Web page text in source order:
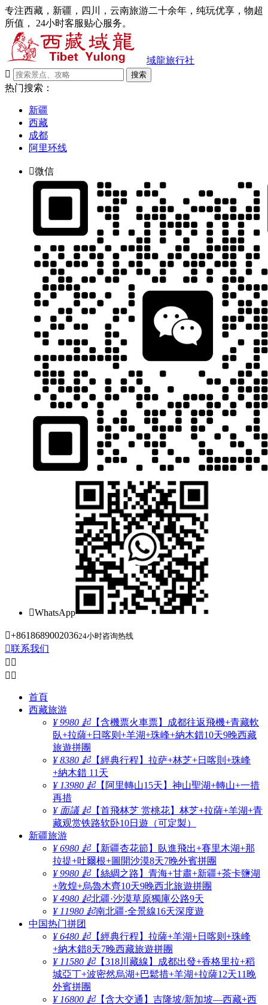
专注西藏，新疆，四川，云南旅游二十余年，纯玩优享，物超
所值， 24小时客服贴心服务。
域龍旅行社

搜索
热门搜索：
新疆
西藏
成都
阿里环线
微信
WhatsApp
+861868900203624小时咨询热线
联系我们
 
 
首頁
西藏旅游
¥ 9980 起【含機票火車票】成都往返飛機+青藏軟
臥+拉薩+日喀则+羊湖+珠峰+納木錯10天9晚西藏
旅遊拼團
¥ 8380 起【經典行程】拉萨+林芝+日喀則+珠峰
+納木錯 11天
¥ 13980 起【阿里轉山15天】神山聖湖+轉山+一措
再措
¥ 面議 起【首飛林芝 赏桃花】林芝+拉薩+羊湖+青
藏观赏铁路软卧10日遊（可定製）
新疆旅游
¥ 6980 起【新疆杏花節】臥進飛出+賽里木湖+那
拉提+吐爾根+圖開沙漠8天7晚外賓拼團
¥ 9980 起【絲綢之路】青海+甘肅+新疆+茶卡鹽湖
+敦煌+烏魯木齊10天9晚西北旅遊拼團
¥ 4980 起北疆·沙漠草原獨庫公路9天
¥ 11980 起南北疆·全景線16天深度遊
中国热门拼团
¥ 6480 起【經典行程】拉薩+羊湖+日喀则+珠峰
+納木錯8天7晚西藏旅遊拼團
¥ 11580 起【318川藏線】成都出發+香格里拉+稻
城亞丁+波密然烏湖+巴鬆措+羊湖+拉薩12天11晚
外賓拼團
¥ 16800 起【含大交通】吉隆坡/新加坡—西藏+西